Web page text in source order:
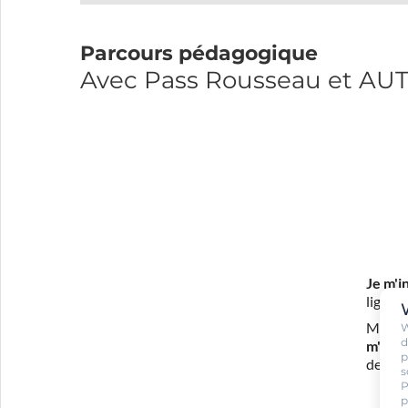
Parcours pédagogique
Avec Pass Rousseau et
Je
ligne
Mon
de